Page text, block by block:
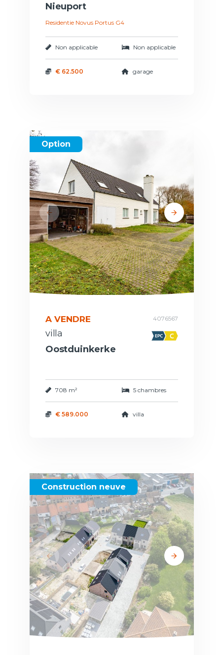
Nieuport
Residentie Novus Portus G4
Non applicable Non applicable
€ 62.500 garage
Option
A VENDRE 4076567
villa
Oostduinkerke
708 m² 5 chambres
€ 589.000 villa
Construction neuve